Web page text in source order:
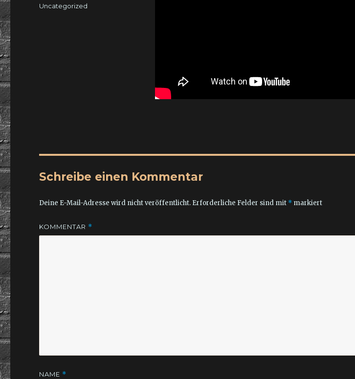
Kategorien
Uncategorized
Schreibe einen Kommentar
Deine E-Mail-Adresse wird nicht veröffentlicht. Erforderliche Felder sind mit * markiert
KOMMENTAR *
NAME *